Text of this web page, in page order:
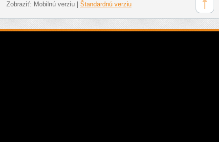
Zobraziť: Mobilnú verziu| Štandardnú verziu